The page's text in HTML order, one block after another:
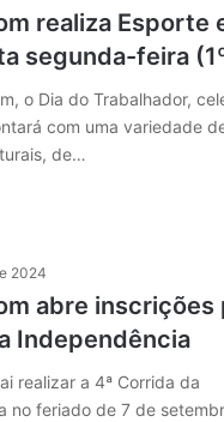
realiza Esporte
segunda-feira
o Dia do Trabalhador,
com uma variedade
de…
2024
abre inscrições
Independência
realizar a 4ª Corrida da
no feriado de 7 de